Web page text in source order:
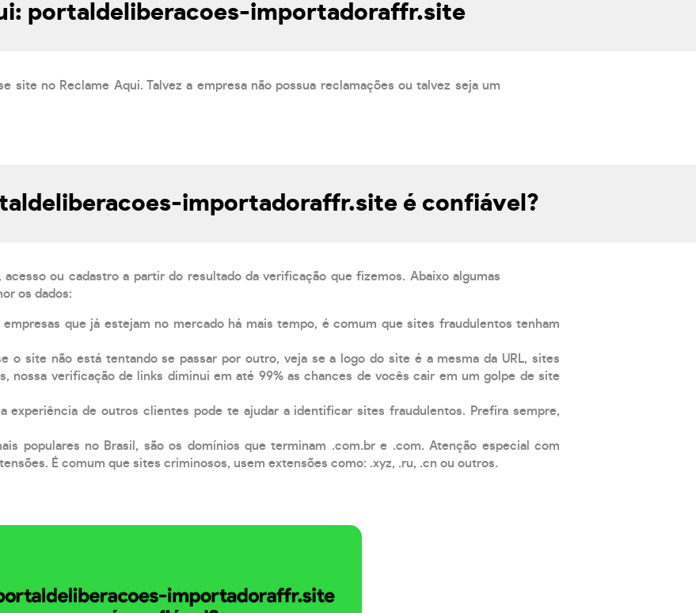
portaldeliberacoes-importadoraffr.site
site no Reclame Aqui. Talvez a empresa não possua reclamações ou talvez seja um
importadoraffr.site é confiável?
acesso ou cadastro a partir do resultado da verificação que fizemos. Abaixo algumas
os dados:
que já estejam no mercado há mais tempo, é comum que sites fraudulentos tenham
o site não está tentando se passar por outro, veja se a logo do site é a mesma da URL, sites
nossa verificação de links diminui em até 99% as chances de vocês cair em um golpe de site
experiência de outros clientes pode te ajudar a identificar sites fraudulentos. Prefira sempre,
populares no Brasil, são os domínios que terminam .com.br e .com. Atenção especial com
É comum que sites criminosos, usem extensões como: .xyz, .ru, .cn ou outros.